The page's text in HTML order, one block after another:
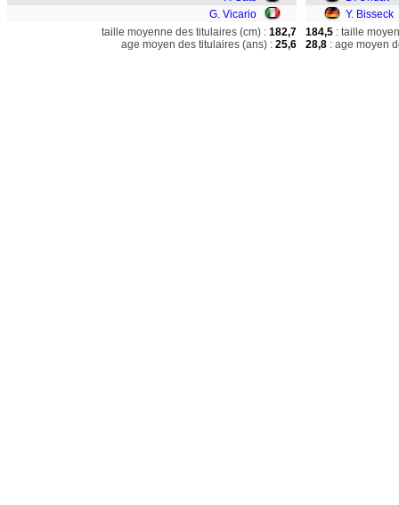
G. Vicario
Y. Bisseck
taille moyenne des titulaires (cm) : 182,7
age moyen des titulaires (ans) : 25,6
184,5 : taille
28,8 : age moyen